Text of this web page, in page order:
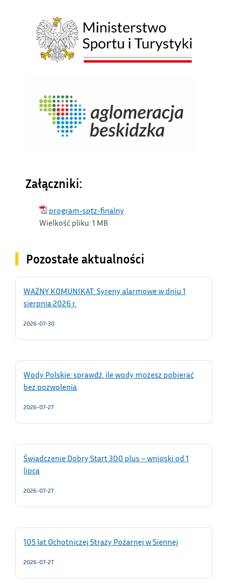
Załączniki:
program-sptz-finalny
Wielkość pliku:1 MB
Pozostałe aktualności
WAŻNY KOMUNIKAT: Syreny alarmowe w dniu 1
sierpnia 2026 r.
2026-07-30
Wody Polskie: sprawdź, ile wody możesz pobierać
bez pozwolenia
2026-07-27
Świadczenie Dobry Start 300 plus – wnioski od 1
lipca
2026-07-27
105 lat Ochotniczej Straży Pożarnej w Siennej
2026-07-27